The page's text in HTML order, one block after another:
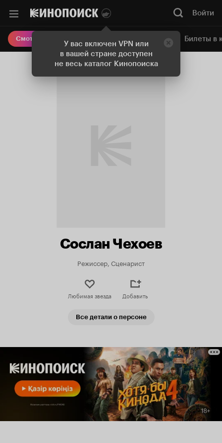
У вас включен VPN или
в вашей стране доступен
не весь каталог Кинопоиска
Войти
Смотреть кино Онлайн-кинотеатр Билеты в
Сослан Чехоев
Режиссер, Сценарист
Любимая звезда Добавить
Все детали о персоне